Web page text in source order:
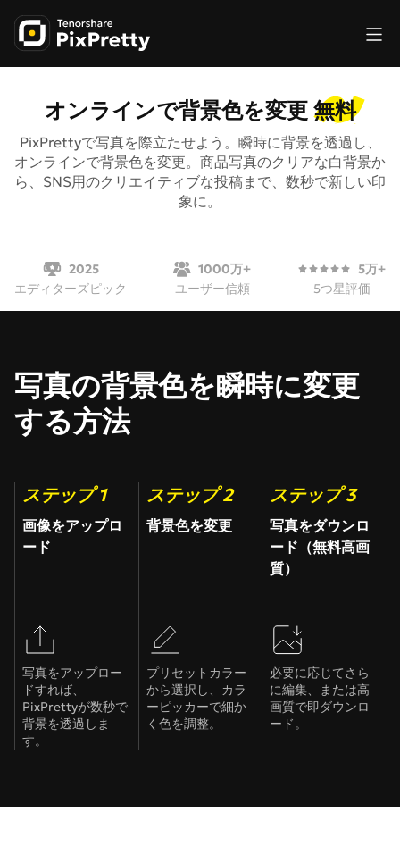
オンラインで背景色を変更 無料
PixPrettyで写真を際立たせよう。瞬時に背景を透過し、
オンラインで背景色を変更。商品写真のクリアな白背景か
ら、SNS用のクリエイティブな投稿まで、数秒で新しい印
象に。
2025
エディターズピック
1000万+
ユーザー信頼
5万+
5つ星評価
写真の背景色を瞬時に変更
する方法
ステップ 1
画像をアップロ
ード
写真をアップロー
ドすれば、
PixPrettyが数秒で
背景を透過しま
す。
ステップ 2
背景色を変更
プリセットカラー
から選択し、カラ
ーピッカーで細か
く色を調整。
ステップ 3
写真をダウンロ
ード（無料高画
質）
必要に応じてさら
に編集、または高
画質で即ダウンロ
ード。